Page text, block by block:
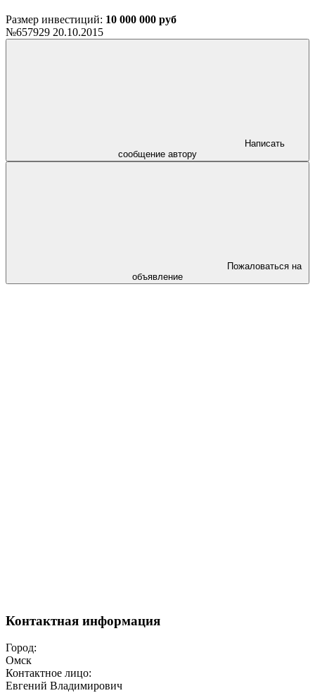
Размер инвестиций: 10 000 000 руб
№657929 20.10.2015
сообщение автору
объявление
Контактная информация
Город:
Омск
Контактное лицо:
Евгений Владимирович